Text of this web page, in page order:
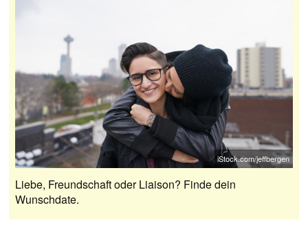
iStock.com/jeffbergen
Liebe, Freundschaft oder Liaison? Finde dein
Wunschdate.